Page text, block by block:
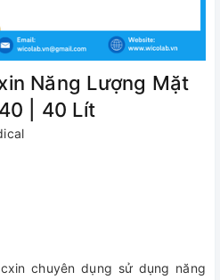
Năng Lượng Mặt
| 40 Lít
chuyên dụng sử dụng năng